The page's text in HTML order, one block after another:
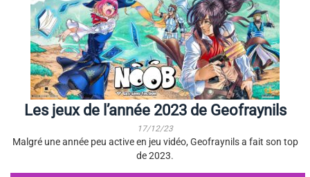
Les jeux de l’année 2023 de Geofraynils
17/12/23
Malgré une année peu active en jeu vidéo, Geofraynils a fait son top
de 2023.